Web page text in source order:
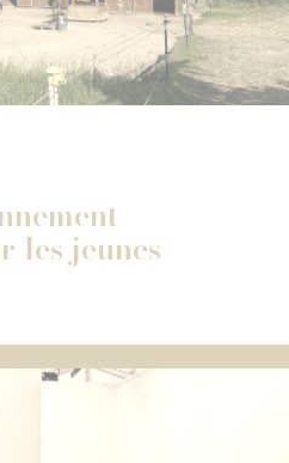
les jeunes